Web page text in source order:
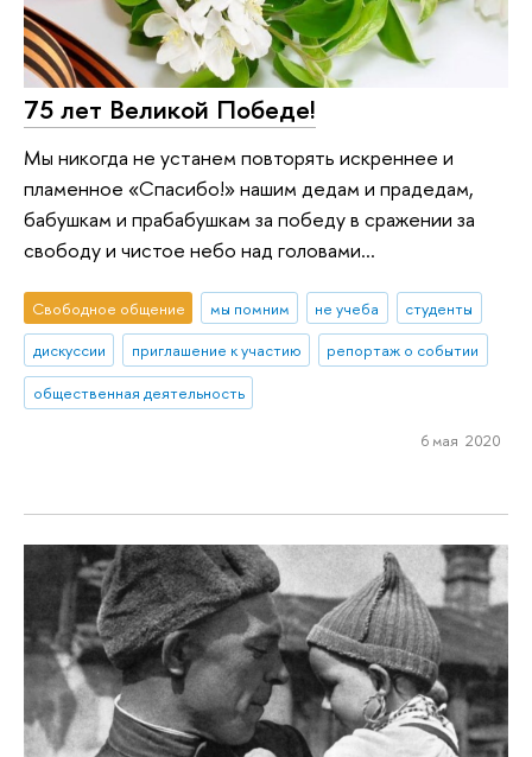
75 лет Великой Победе!
Мы никогда не устанем повторять искреннее и
пламенное «Спасибо!» нашим дедам и прадедам,
бабушкам и прабабушкам за победу в сражении за
свободу и чистое небо над головами…
Свободное общение мы помним не учеба
студенты
дискуссии
приглашение к участию
репортаж о событии
общественная деятельность
6 мая 2020